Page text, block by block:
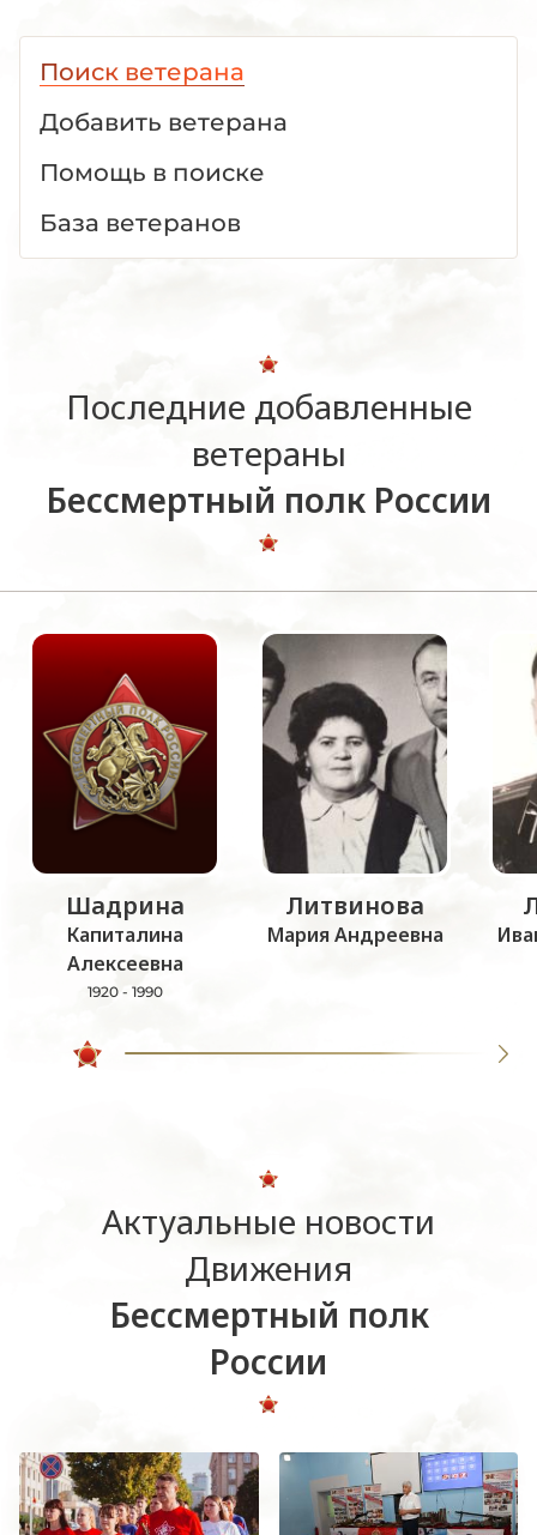
Поиск ветерана
Добавить ветерана
Помощь в поиске
База ветеранов
Последние добавленные
ветераны
Бессмертный полк России
Шадрина
Капиталина
Алексеевна
1920 - 1990
Литвинова
Мария Андреевна
Актуальные новости
Движения
Бессмертный полк
России